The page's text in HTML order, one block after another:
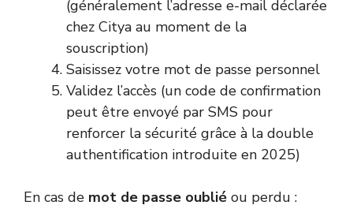
(généralement l’adresse e-mail déclarée
chez Citya au moment de la
souscription)
Saisissez votre mot de passe personnel
Validez l’accès (un code de confirmation
peut être envoyé par SMS pour
renforcer la sécurité grâce à la double
authentification introduite en 2025)
En cas de mot de passe oublié ou perdu :